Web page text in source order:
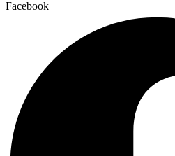
Facebook